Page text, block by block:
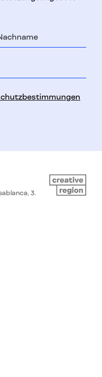
Nachname
3.